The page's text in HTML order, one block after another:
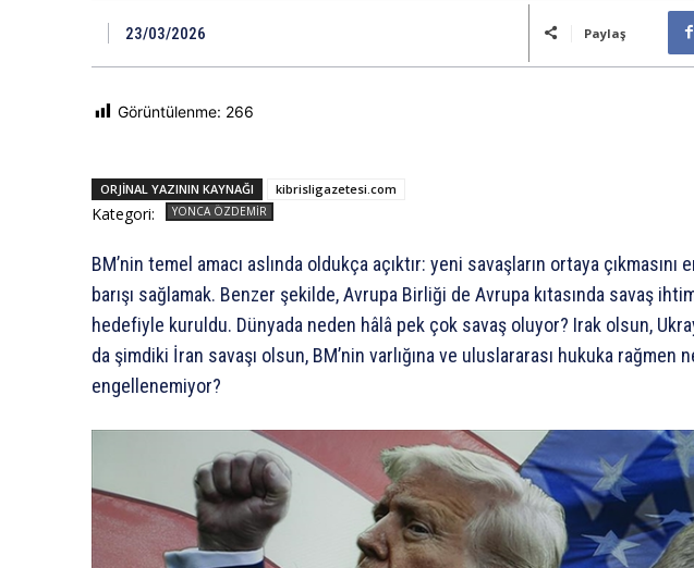
23/03/2026 Paylaş
Görüntülenme: 266
ORJINAL YAZININ KAYNAĞI kibrisligazetesi.com
Kategori: YONCA ÖZDEMIR
BM’nin temel amacı aslında oldukça açıktır: yeni savaşların ortaya çıkmasını
barışı sağlamak. Benzer şekilde, Avrupa Birliği de Avrupa kıtasında savaş
hedefiyle kuruldu. Dünyada neden hâlâ pek çok savaş oluyor? Irak olsun,
da şimdiki İran savaşı olsun, BM’nin varlığına ve uluslararası hukuka rağmen
engellenemiyor?